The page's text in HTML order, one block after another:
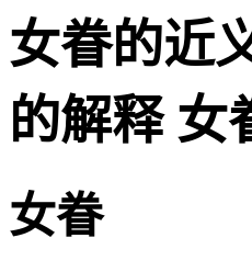
女眷的近
的解释 女
女眷